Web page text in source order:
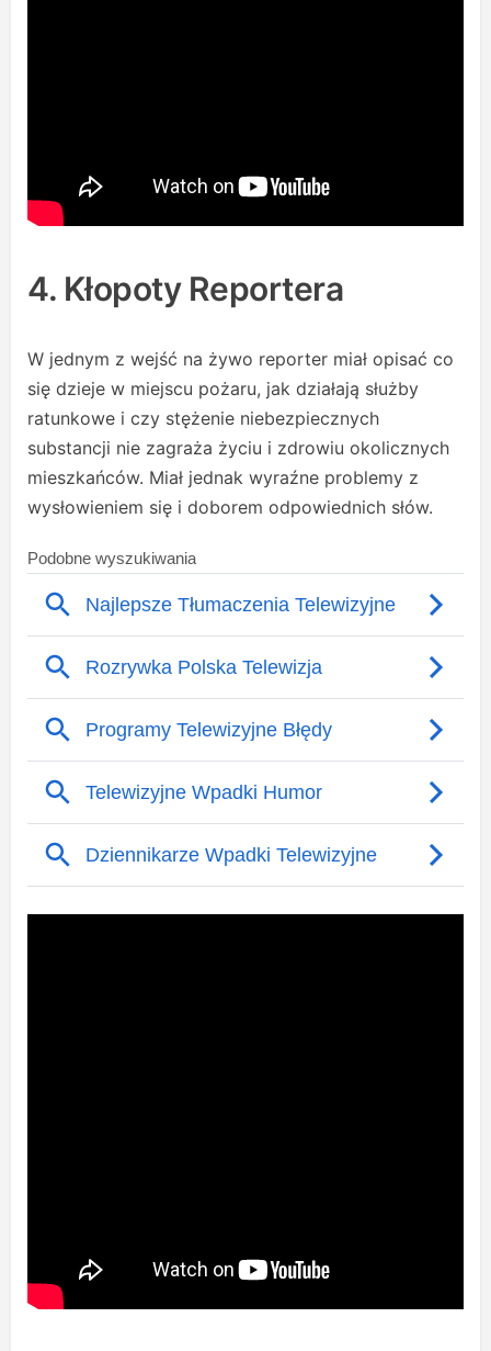
4. Kłopoty Reportera
W jednym z wejść na żywo reporter miał opisać co
się dzieje w miejscu pożaru, jak działają służby
ratunkowe i czy stężenie niebezpiecznych
substancji nie zagraża życiu i zdrowiu okolicznych
mieszkańców. Miał jednak wyraźne problemy z
wysłowieniem się i doborem odpowiednich słów.